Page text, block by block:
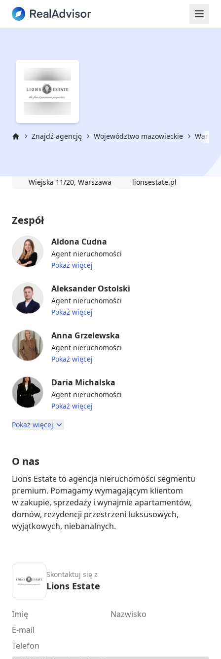
Znajdź agencję Województwo mazowieckie
Wiejska 11/20, Warszawa lionsestate.pl
Zespół
Aldona Cudna
Agent nieruchomości
Pokaż więcej
Aleksander Ostolski
Agent nieruchomości
Pokaż więcej
Anna Grzelewska
Agent nieruchomości
Pokaż więcej
Daria Michalska
Agent nieruchomości
Pokaż więcej
Pokaż więcej
O nas
Lions Estate to agencja nieruchomości segmentu
premium. Pomagamy wymagającym klientom
w zakupie, sprzedaży i wynajmie apartamentów,
domów, rezydencji przestrzeni luksusowych,
wyjątkowych, niebanalnych.
Skontaktuj się z
Lions Estate